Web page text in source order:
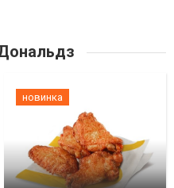
новинка